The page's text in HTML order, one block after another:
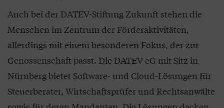
Auch bei der DATEV-Stiftung Zukunft stehen die
Menschen im Zentrum der Förderaktivitäten,
allerdings mit einem besonderen Fokus, der zur
Genossenschaft passt. Die DATEV eG mit Sitz in
Nürnberg bietet Software- und Cloud-Lösungen für
Steuerberater, Wirtschaftsprüfer und Rechtsanwälte